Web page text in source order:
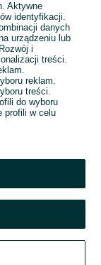
Aktywne
identyfikacji.
danych
urządzeniu lub
i
treści.
reklam.
treści.
do wyboru
profili w celu